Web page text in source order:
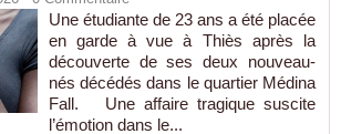
Une étudiante de 23 ans a été placée
en garde à vue à Thiès après la
découverte de ses deux nouveau-
nés décédés dans le quartier Médina
Fall. Une affaire tragique suscite
l’émotion dans le...